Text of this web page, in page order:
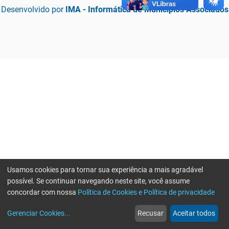
Desenvolvido por IMA - Informática de Municípios Associados
web
Notícias
more_horiz
Mais
Usamos cookies para tornar sua experiência a mais agradável
possível. Se continuar navegando neste site, você assume
concordar com nossa Política de Cookies e Política de privacidade
Gerenciar Cookies... Recusar Aceitar todos
Erro ao enviar informações, por favor tente novamente